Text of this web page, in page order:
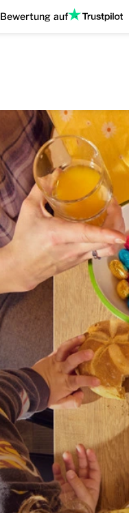
Bewertung auf